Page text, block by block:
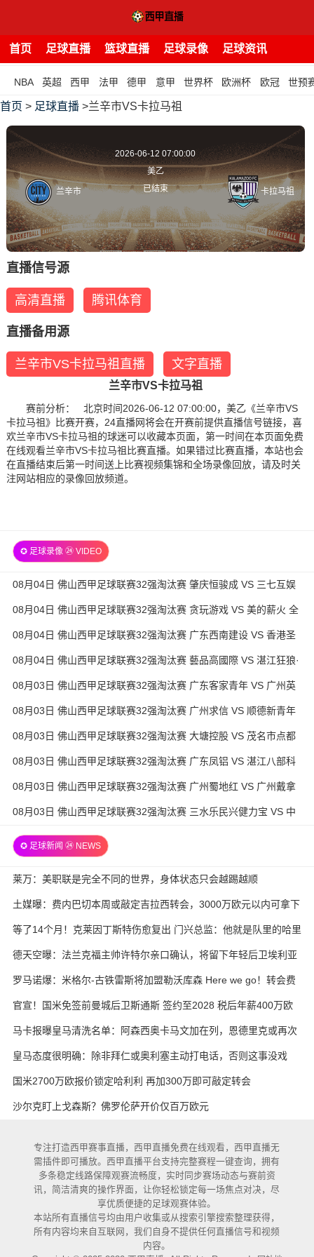
首页 足球直播 篮球直播 足球录像 足球资讯
NBA 英超 西甲 法甲 德甲 意甲 世界杯 欧洲杯 欧冠 世预
首页 > 足球直播 >兰辛市VS卡拉马祖
兰辛市
2026-06-12 07:00:00
美乙
已结束
卡拉马祖
直播信号源
高清直播 腾讯体育
直播备用源
兰辛市VS卡拉马祖直播 文字直播
兰辛市VS卡拉马祖
赛前分析： 北京时间2026-06-12 07:00:00，美乙《兰辛市VS
卡拉马祖》比赛开赛，24直播网将会在开赛前提供直播信号链接，喜
欢兰辛市VS卡拉马祖的球迷可以收藏本页面，第一时间在本页面免费
在线观看兰辛市VS卡拉马祖比赛直播。如果错过比赛直播，本站也会
在直播结束后第一时间送上比赛视频集锦和全场录像回放，请及时关
注网站相应的录像回放频道。
✪ 足球录像 ㉔ VIDEO
08月04日 佛山西甲足球联赛32强淘汰赛 肇庆恒骏成 VS 三七互娱
全场录像
08月04日 佛山西甲足球联赛32强淘汰赛 贪玩游戏 VS 美的薪火 全
场录像
08月04日 佛山西甲足球联赛32强淘汰赛 广东西南建设 VS 香港圣
徒 全场录像
08月04日 佛山西甲足球联赛32强淘汰赛 藝品高國際 VS 湛江狂狼·
粵辉能源 全场录像
08月03日 佛山西甲足球联赛32强淘汰赛 广东客家青年 VS 广州英
华思力U17 全场录像
08月03日 佛山西甲足球联赛32强淘汰赛 广州求信 VS 顺德新青年
全场录像
08月03日 佛山西甲足球联赛32强淘汰赛 大塘控股 VS 茂名市点都
得 全场录像
08月03日 佛山西甲足球联赛32强淘汰赛 广东凤铝 VS 湛江八部科
技 全场录像
08月03日 佛山西甲足球联赛32强淘汰赛 广州蜀地红 VS 广州戴拿
模 全场录像
08月03日 佛山西甲足球联赛32强淘汰赛 三水乐民兴健力宝 VS 中
✪ 足球新闻 ㉔ NEWS
莱万：美职联是完全不同的世界，身体状态只会越踢越顺
土媒曝：费内巴切本周或敲定吉拉西转会，3000万欧元以内可拿下
等了14个月！克莱因丁斯特伤愈复出 门兴总监：他就是队里的哈里
·凯恩
德天空曝：法兰克福主帅许特尔亲口确认，将留下年轻后卫埃利亚
斯·鲍姆
罗马诺爆：米格尔-古铁雷斯将加盟勒沃库森 Here we go！转会费
3000万欧元
官宣！国米免签前曼城后卫斯通斯 签约至2028 税后年薪400万欧
马卡报曝皇马清洗名单：阿森西奥卡马文加在列，恩德里克或再次
外租
皇马态度很明确：除非拜仁或奥利塞主动打电话，否则这事没戏
国米2700万欧报价锁定哈利利 再加300万即可敲定转会
沙尔克盯上戈森斯？佛罗伦萨开价仅百万欧元
专注打造西甲赛事直播，西甲直播免费在线观看，西甲直播无
需插件即可播放。西甲直播平台支持完整赛程一键查询，拥有
多条稳定线路保障观赛流畅度，实时同步赛场动态与赛前资
讯，简洁清爽的操作界面，让你轻松锁定每一场焦点对决，尽
享优质便捷的足球观赛体验。
本站所有直播信号均由用户收集或从搜索引擎搜索整理获得，
所有内容均来自互联网，我们自身不提供任何直播信号和视频
内容。